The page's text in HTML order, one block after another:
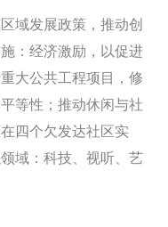
域发展政策，推动创
：经济激励，以促进
大公共工程项目，修
等性；推动休闲与社
四个欠发达社区实
域：科技、视听、艺